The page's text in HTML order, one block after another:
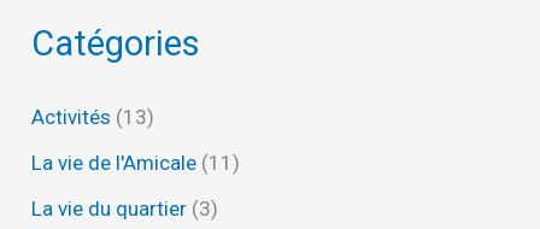
Catégories
Activités (13)
La vie de l'Amicale (11)
La vie du quartier (3)